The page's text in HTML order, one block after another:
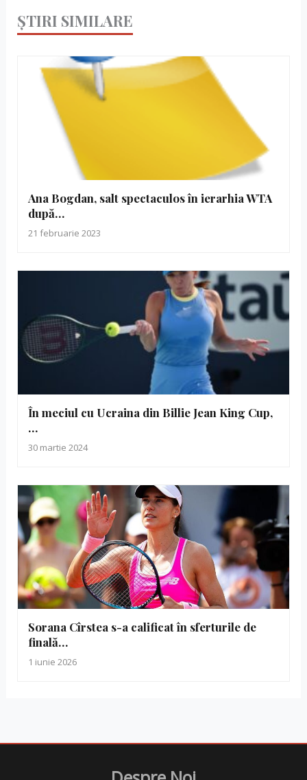
ȘTIRI SIMILARE
Ana Bogdan, salt spectaculos în ierarhia WTA
după…
21 februarie 2023
În meciul cu Ucraina din Billie Jean King Cup,
…
30 martie 2024
Sorana Cîrstea s-a calificat în sferturile de
finală…
1 iunie 2026